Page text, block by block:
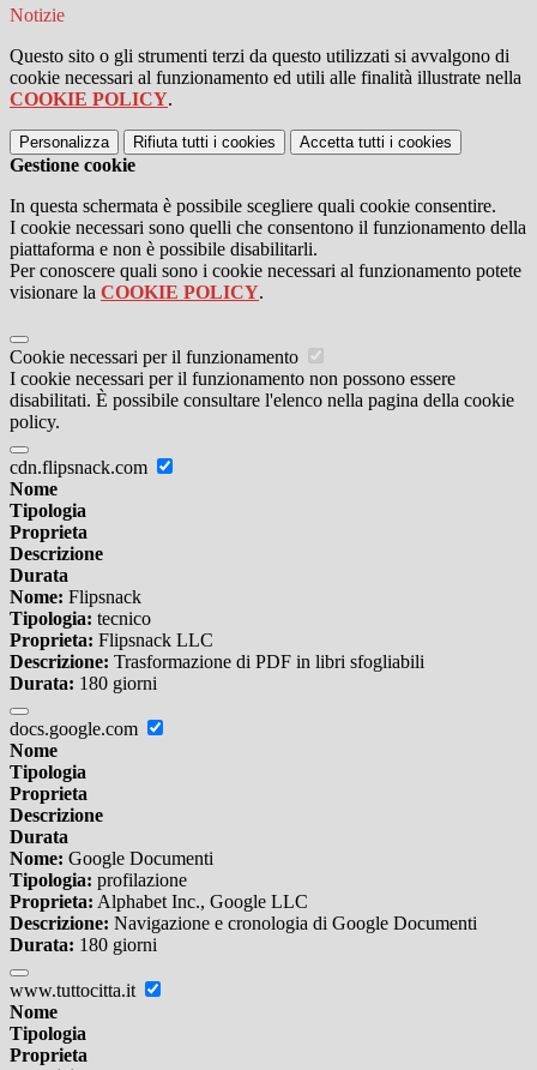
Notizie
Questo sito o gli strumenti terzi da questo utilizzati si avvalgono di
cookie necessari al funzionamento ed utili alle finalità illustrate nella
COOKIE POLICY.
Personalizza Rifiuta tutti i cookies Accetta tutti i cookies
Gestione cookie
In questa schermata è possibile scegliere quali cookie consentire.
I cookie necessari sono quelli che consentono il funzionamento della
piattaforma e non è possibile disabilitarli.
Per conoscere quali sono i cookie necessari al funzionamento potete
visionare la COOKIE POLICY.
Cookie necessari per il funzionamento
I cookie necessari per il funzionamento non possono essere
disabilitati. È possibile consultare l'elenco nella pagina della cookie
policy.
cdn.flipsnack.com
Nome
Tipologia
Proprieta
Descrizione
Durata
Nome: Flipsnack
Tipologia: tecnico
Proprieta: Flipsnack LLC
Descrizione: Trasformazione di PDF in libri sfogliabili
Durata: 180 giorni
docs.google.com
Nome
Tipologia
Proprieta
Descrizione
Durata
Nome: Google Documenti
Tipologia: profilazione
Proprieta: Alphabet Inc., Google LLC
Descrizione: Navigazione e cronologia di Google Documenti
Durata: 180 giorni
www.tuttocitta.it
Nome
Tipologia
Proprieta